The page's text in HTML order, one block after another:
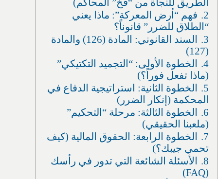
الطريق للنجاة من “فخ” المحاكم)
2.
فهم “أرض المعركة”: ماذا يعني
“الطلاق للضرر” قانوناً؟
3.
السند القانوني: المادة (126) والمادة
(127)
4.
الخطوة الأولى: “التجميد التكتيكي”
(ماذا تفعل فوراً؟)
5.
الخطوة الثانية: استراتيجية الدفاع في
المحكمة (إنكار الضرر)
6.
الخطوة الثالثة: مرحلة “التحكيم”
(ملعبنا الحقيقي)
7.
الخطوة الرابعة: الحقوق المالية (كيف
تحمي جيبك؟)
8.
الأسئلة الشائعة التي تدور في رأسك
(FAQ)